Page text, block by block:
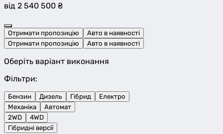
від 2 540 500 ₴
Отримати пропозицію
Авто в наявності
Отримати пропозицію
Авто в наявності
Оберіть варіант виконання
Фільтри:
Бензин Дизель Гібрид
Електро
Механіка
Автомат
2WD
4WD
Гібридні версії